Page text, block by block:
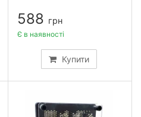
588 грн
Купити
Є в наявності